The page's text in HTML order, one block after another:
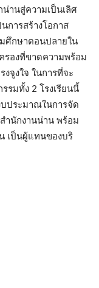
านสู่ความเป็นเลิศ
การสร้างโอกาส
ศึกษาตอนปลายใน
รองที่ขาดความพร้อม
จูงใจ ในการที่จะ
มทั้ง 2 โรงเรียนนี้
ประมาณในการจัด
ำนักงานน่าน พร้อม
เป็นผู้แทนของบริ